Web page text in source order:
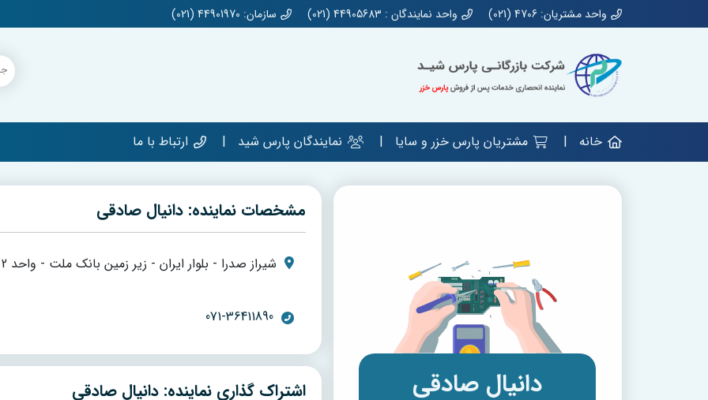
واحد مشتریان: 4706 (021) واحد نمایندگان : 44905683 (021) سازمان: 44901970 (021)
خانه مشتریان پارس خزر و سایا نمایندگان پارس شید ارتباط با ما
دانیال صادقی
مشخصات نماینده: دانیال صادقی
شیراز صدرا - بلوار ایران - زیر زمین بانک ملت - واحد 2
071-36411890
اشتراک گذاری نماینده: دانیال صادقی